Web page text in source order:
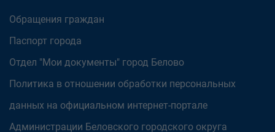
Обращения граждан
Паспорт города
Отдел "Мои документы" город Белово
Политика в отношении обработки персональных
данных на официальном интернет-портале
Администрации Беловского городского округа